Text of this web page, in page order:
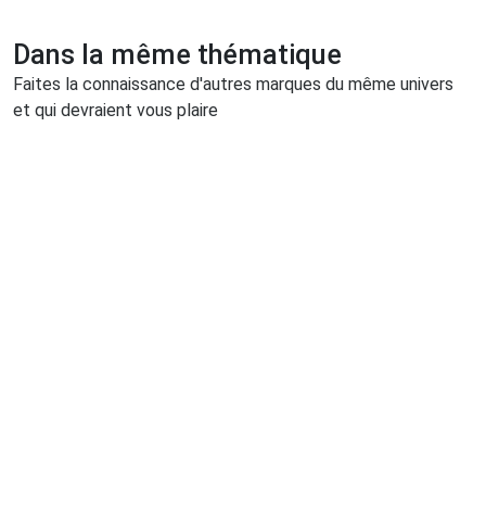
Dans la même thématique
Faites la connaissance d'autres marques du même univers
et qui devraient vous plaire